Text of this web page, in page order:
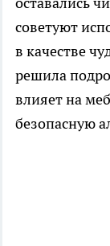
советуют
в качестве
решила
влияет на
безопасную